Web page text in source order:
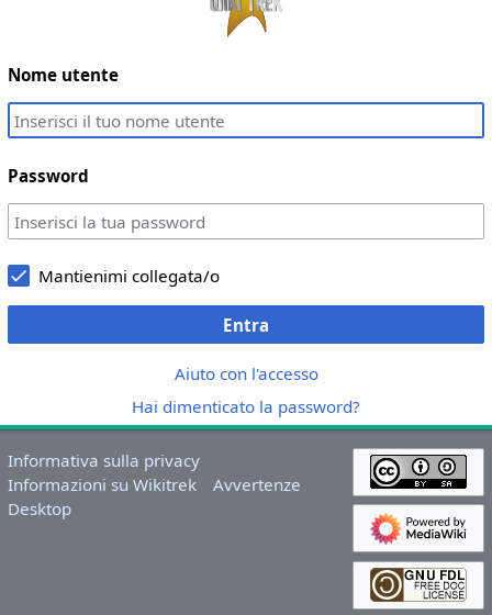
Nome utente
Password
Mantienimi collegata/o
Entra
Aiuto con l'accesso
Hai dimenticato la password?
Informativa sulla privacy
Informazioni su Wikitrek
Avvertenze
Desktop